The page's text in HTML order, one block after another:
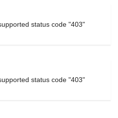
status code "403"
status code "403"